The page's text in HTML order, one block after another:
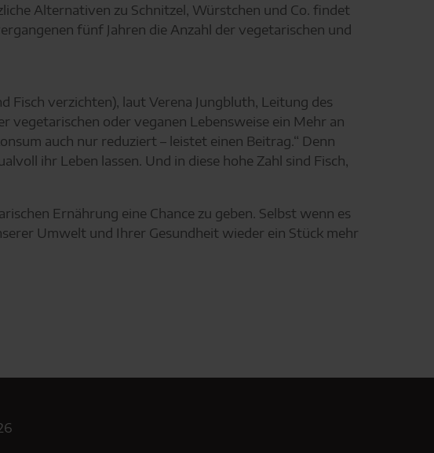
Alternativen zu Schnitzel, Würstchen und Co. findet
fünf Jahren die Anzahl der vegetarischen und
Fisch verzichten), laut Verena Jungbluth, Leitung des
vegetarischen oder veganen Lebensweise ein Mehr an
auch nur reduziert – leistet einen Beitrag.“ Denn
ihr Leben lassen. Und in diese hohe Zahl sind Fisch,
Ernährung eine Chance zu geben. Selbst wenn es
Umwelt und Ihrer Gesundheit wieder ein Stück mehr